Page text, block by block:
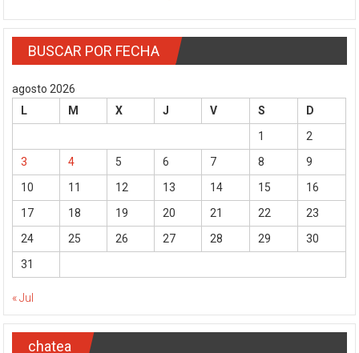
BUSCAR POR FECHA
agosto 2026
L
M X J V S
D
1
2
3
4 5 6 7 8
9
10
11 12 13 14 15
16
17
18 19 20 21 22
23
24
25 26 27 28 29
30
31
« Jul
chatea